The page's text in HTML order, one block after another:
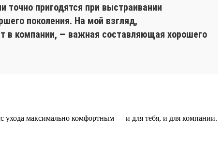
точно пригодятся при выстраивании
поколения. На мой взгляд,
в компании, — важная составляющая хорошего
ухода максимально комфортным — и для тебя, и для компании.